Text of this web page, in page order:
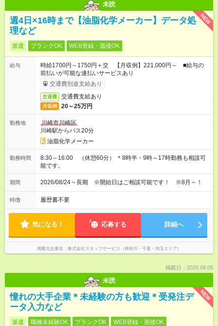
未読
NEW
週4日×16時まで【油脂化学メーカー】データ処
理など
派遣 ブランクOK WEB登録・面接OK
給与
時給1700円～1750円＋交 【月収例】221,000円～ ■給与の
前払いが可能な速払いサービスあり
交通費別途支給あり
交通費 交通費支給あり
月収例 20～25万円
勤務地
川崎市川崎区
川崎駅からバス20分
油脂化学メーカー
勤務時間
8:30～16:00 （休憩60分） ＊8時半・9時～17時勤務も相談可
能です。
期間 2026/08/24～長期 ※開始日はご相談可能です！ ※8月～！
特徴 履歴書不要
気になる！ 応募する 詳細へ
掲載元企業名 株式会社スタッフサービス（神奈川・千葉・埼玉エリア）
掲載日：2026.08.05
未読
NEW
憧れの大手企業＊未経験の方も歓迎＊受発注デ
ータ入力など
派遣 職種未経験OK ブランクOK WEB登録・面接OK